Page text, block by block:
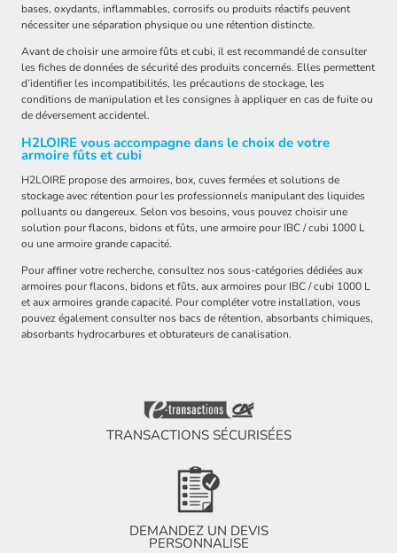
bases, oxydants, inflammables, corrosifs ou produits réactifs peuvent
nécessiter une séparation physique ou une rétention distincte.
Avant de choisir une armoire fûts et cubi, il est recommandé de consulter
les fiches de données de sécurité des produits concernés. Elles permettent
d’identifier les incompatibilités, les précautions de stockage, les
conditions de manipulation et les consignes à appliquer en cas de fuite ou
de déversement accidentel.
H2LOIRE vous accompagne dans le choix de votre
armoire fûts et cubi
H2LOIRE propose des armoires, box, cuves fermées et solutions de
stockage avec rétention pour les professionnels manipulant des liquides
polluants ou dangereux. Selon vos besoins, vous pouvez choisir une
solution pour flacons, bidons et fûts, une armoire pour IBC / cubi 1000 L
ou une armoire grande capacité.
Pour affiner votre recherche, consultez nos sous-catégories dédiées aux
armoires pour flacons, bidons et fûts, aux armoires pour IBC / cubi 1000 L
et aux armoires grande capacité. Pour compléter votre installation, vous
pouvez également consulter nos bacs de rétention, absorbants chimiques,
absorbants hydrocarbures et obturateurs de canalisation.
TRANSACTIONS SÉCURISÉES
DEMANDEZ UN DEVIS
PERSONNALISE